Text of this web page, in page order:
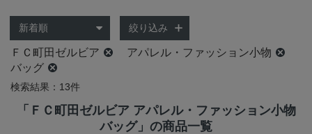
絞り込み
ＦＣ町田ゼルビア
アパレル・ファッション小物
バッグ
検索結果：13件
「ＦＣ町田ゼルビア アパレル・ファッション小物
バッグ」の商品一覧